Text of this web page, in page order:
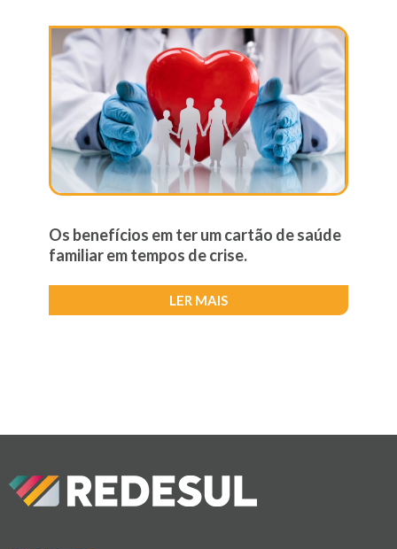
Os benefícios em ter um cartão de saúde
familiar em tempos de crise.
LER MAIS